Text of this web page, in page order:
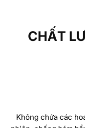
CHẤT
Không chứa các